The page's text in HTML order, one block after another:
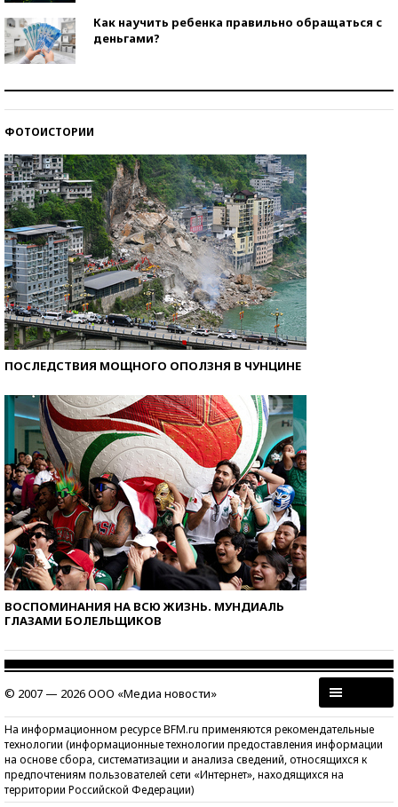
Как научить ребенка правильно обращаться с
деньгами?
ФОТОИСТОРИИ
ПОСЛЕДСТВИЯ МОЩНОГО ОПОЛЗНЯ В ЧУНЦИНЕ
ВОСПОМИНАНИЯ НА ВСЮ ЖИЗНЬ. МУНДИАЛЬ
ГЛАЗАМИ БОЛЕЛЬЩИКОВ
© 2007 — 2026 ООО «Медиа новости»
На информационном ресурсе BFM.ru применяются рекомендательные
технологии (информационные технологии предоставления информации
на основе сбора, систематизации и анализа сведений, относящихся к
предпочтениям пользователей сети «Интернет», находящихся на
территории Российской Федерации)